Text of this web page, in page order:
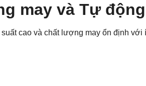
may và Tự
suất cao và chất lượng may ổn định với